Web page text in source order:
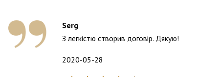
Serg
З легкістю створив договір. Дякую!
2020-05-28